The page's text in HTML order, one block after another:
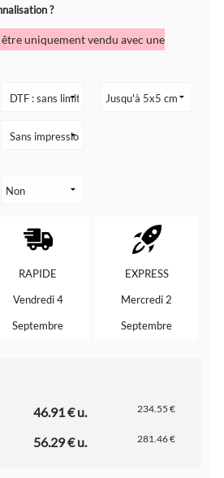
?
uniquement vendu avec une
RAPIDE
Vendredi 4
Septembre
EXPRESS
Mercredi 2
Septembre
46.91 € u. 234.55 €
56.29 € u. 281.46 €